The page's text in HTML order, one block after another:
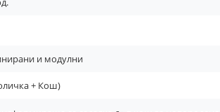
и модулни
+ Кош)